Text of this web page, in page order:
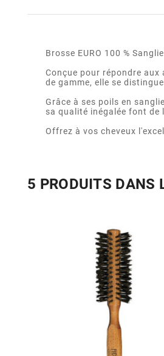
Brosse EURO 100 %
Conçue pour répondre
de gamme, elle se
Grâce à ses poils en
sa qualité inégalée font de
Offrez à vos cheveux
5 PRODUITS DANS